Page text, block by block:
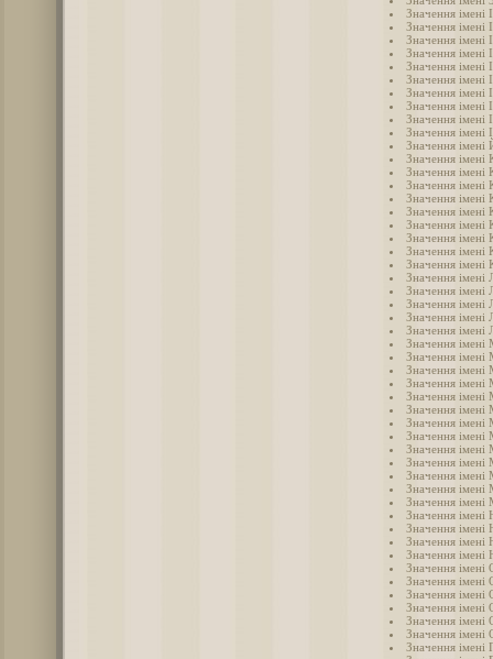
Значення імені
Значення імені
Значення імені
Значення імені
Значення імені
Значення імені
Значення імені
Значення імені
Значення імені
Значення імені
Значення імені
Значення імені
Значення імені
Значення імені
Значення імені
Значення імені
Значення імені
Значення імені
Значення імені
Значення імені
Значення імені
Значення імені
Значення імені
Значення імені
Значення імені
Значення імені
Значення імені
Значення імені
Значення імені
Значення імені
Значення імені
Значення імені
Значення
Значення
Значення імені
Значення імені
Значення імені
Значення імені
Значення імені
Значення імені
Значення імені
Значення імені
Значення імені
Значення імені
Значення імені
Значення імені
Значення імені
Значення імені
Значення імені